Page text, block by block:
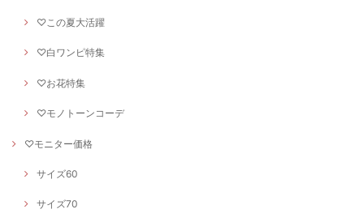
♡この夏大活躍
♡白ワンピ特集
♡お花特集
♡モノトーンコーデ
♡モニター価格
サイズ60
サイズ70